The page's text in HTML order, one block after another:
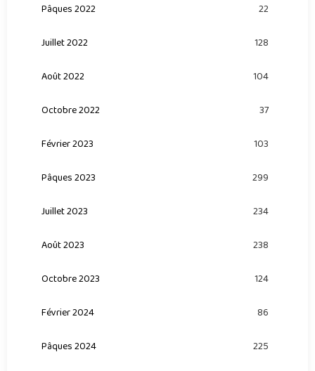
Pâques 2022 22
Juillet 2022 128
Août 2022 104
Octobre 2022 37
Février 2023 103
Pâques 2023 299
Juillet 2023 234
Août 2023 238
Octobre 2023 124
Février 2024 86
Pâques 2024 225